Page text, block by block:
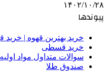
۱۴۰۲/۱۰/۲۸
پیوندها
خرید بهترین قهوه | خرید
خرید قسطی
سوالات متداول مواد
صندوق طلا